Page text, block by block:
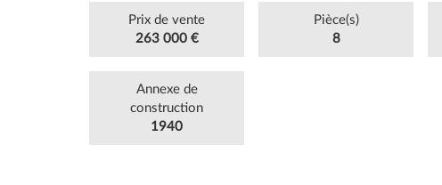
Prix de vente
263 000 €
Pièce(s)
8
Annexe de
construction
1940